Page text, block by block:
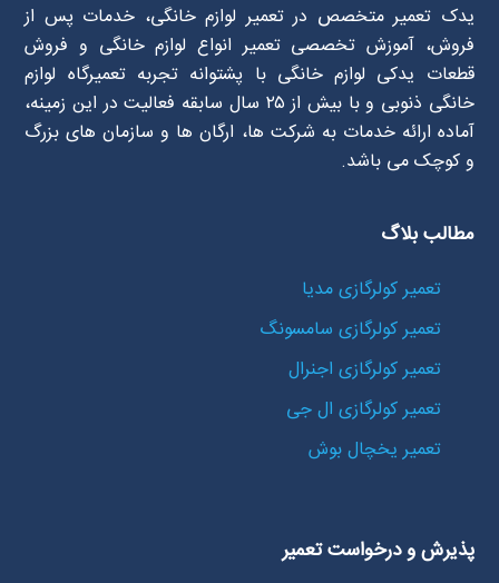
یدک تعمیر متخصص در تعمیر لوازم خانگی، خدمات پس از
فروش، آموزش تخصصی تعمیر انواع لوازم خانگی و فروش
قطعات یدکی لوازم خانگی با پشتوانه تجربه تعمیرگاه لوازم
خانگی ذنوبی و با بیش از ۲۵ سال سابقه فعالیت در این زمینه،
آماده ارائه خدمات به شرکت ها، ارگان ها و سازمان های بزرگ
و کوچک می باشد.
مطالب بلاگ
تعمیر کولرگازی مدیا
تعمیر کولرگازی سامسونگ
تعمیر کولرگازی اجنرال
تعمیر کولرگازی ال جی
تعمیر یخچال بوش
پذیرش و درخواست تعمیر